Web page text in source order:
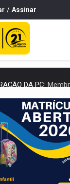
/ Assinar
Membros
GRATUITA:
Três são presos após
Cerejeiras
Anvisa desmente boato
Pitbulls fogem de